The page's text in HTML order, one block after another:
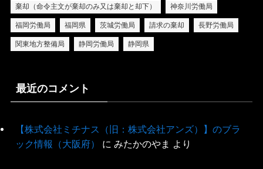
棄却（命令主文が棄却のみ又は棄却と却下） 神奈川労働局
福岡労働局 福岡県 茨城労働局 請求の棄却 長野労働局
関東地方整備局 静岡労働局 静岡県
最近のコメント
【株式会社ミチナス（旧：株式会社アンズ）】のブラ
ック情報（大阪府）
に みたかのやま より